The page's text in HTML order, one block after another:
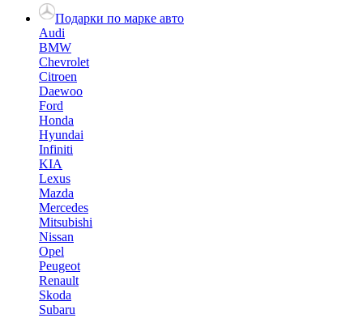
Подарки по марке авто
Audi
BMW
Chevrolet
Citroen
Daewoo
Ford
Honda
Hyundai
Infiniti
KIA
Lexus
Mazda
Mercedes
Mitsubishi
Nissan
Opel
Peugeot
Renault
Skoda
Subaru